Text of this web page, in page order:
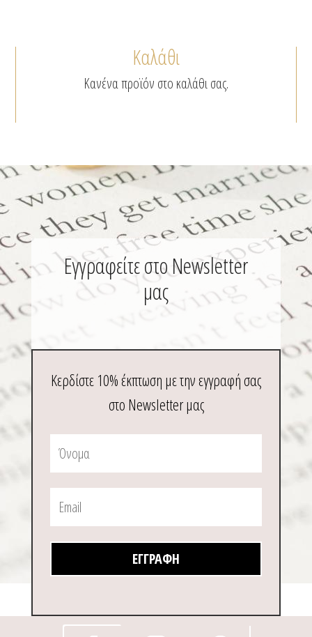
Καλάθι
Κανένα προϊόν στο καλάθι σας.
Εγγραφείτε στο Newsletter
μας
Κερδίστε 10% έκπτωση με την εγγραφή σας
στο Newsletter μας
ΕΓΓΡΑΦΉ